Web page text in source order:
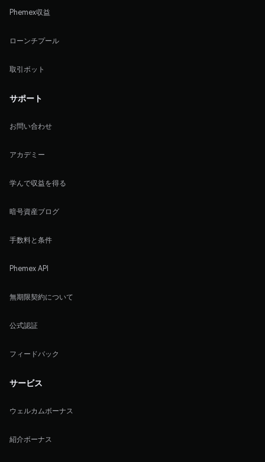
Phemex収益
ローンチプール
取引ボット
サポート
お問い合わせ
アカデミー
学んで収益を得る
暗号資産ブログ
手数料と条件
Phemex API
無期限契約について
公式認証
フィードバック
サービス
ウェルカムボーナス
紹介ボーナス